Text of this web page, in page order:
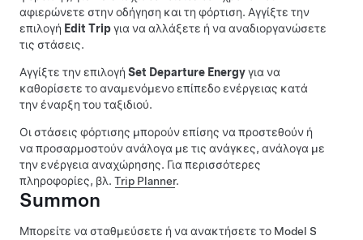
αφιερώνετε στην οδήγηση και τη φόρτιση. Αγγίξτε την
επιλογή Edit Tripγια να αλλάξετε ή να αναδιοργανώσετε
τις στάσεις.
Αγγίξτε την επιλογή Set Departure Energyγια να
καθορίσετε το αναμενόμενο επίπεδο ενέργειας κατά
την έναρξη του ταξιδιού.
Οι στάσεις φόρτισης μπορούν επίσης να προστεθούν ή
να προσαρμοστούν ανάλογα με τις ανάγκες, ανάλογα με
την ενέργεια αναχώρησης. Για περισσότερες
πληροφορίες, βλ. Trip Planner.
Summon
Μπορείτε να σταθμεύσετε ή να ανακτήσετε το Model S